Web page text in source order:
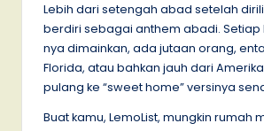
Lebih dari setengah abad setelah
berdiri sebagai anthem abadi. Setiap
nya dimainkan, ada jutaan orang,
Florida, atau bahkan jauh dari
pulang ke “sweet home” versinya
Buat kamu, LemoList, mungkin rumah